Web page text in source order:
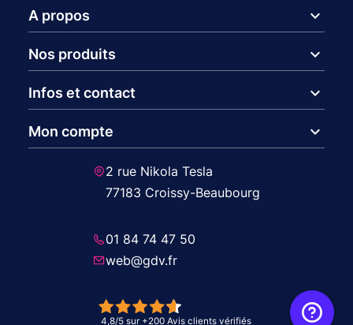
A propos expand_more
Nos produits expand_more
Infos et contact expand_more
Mon compte expand_more
2 rue Nikola Tesla
77183 Croissy-Beaubourg
01 84 74 47 50
web@gdv.fr